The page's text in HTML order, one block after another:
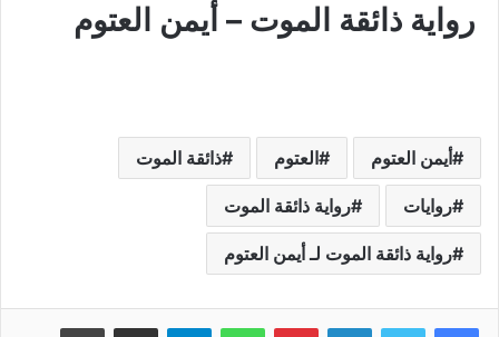
رواية ذائقة الموت – أيمن العتوم
أيمن العتوم العتوم ذائقة الموت
روايات رواية ذائقة الموت
رواية ذائقة الموت لـ أيمن العتوم
لينكدإن بينتيريستواتساب تيلقرام مشاركة عبر البريد طباعة